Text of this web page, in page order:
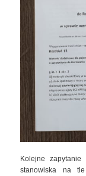
Kolejne zapytanie
stanowiska na